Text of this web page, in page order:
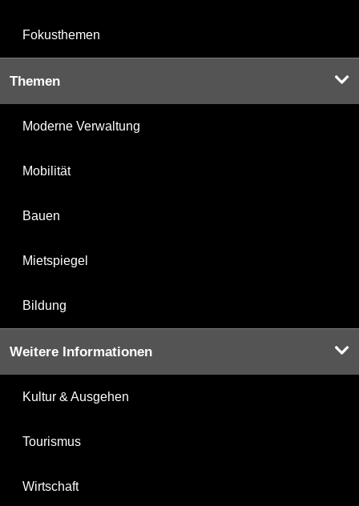
Fokusthemen
Themen
Moderne Verwaltung
Mobilität
Bauen
Mietspiegel
Bildung
Weitere Informationen
Kultur & Ausgehen
Tourismus
Wirtschaft